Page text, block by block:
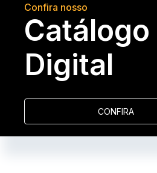
Confira nosso
Catálogo
Digital
CONFIRA